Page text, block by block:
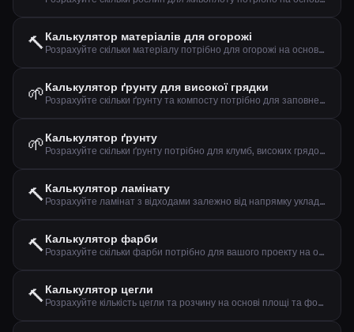
🔨Калькулятор матеріалів для огорожі
Розрахуйте скільки матеріалу потрібно для огорожі на основі довжини та висоти
🌱Калькулятор ґрунту для високої грядки
Розрахуйте скільки ґрунту та компосту потрібно для заповнення високої грядки
🌱Калькулятор ґрунту
Розрахуйте скільки ґрунту потрібно для клумб, високих грядок або нового озеленення
🔨Калькулятор ламінату
Розрахуйте ламінат з відходами залежно від напрямку укладання
🔨Калькулятор фарби
Розрахуйте скільки фарби потрібно для вашого проекту на основі площі, кількості шарів та покриття
🔨Калькулятор цегли
Розрахуйте кількість цегли та розчину на основі площі та формату цегли